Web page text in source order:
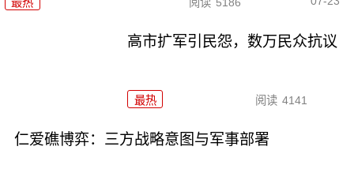
高市扩军引民怨，数万民众抗议
最热 阅读 4141
仁爱礁博弈：三方战略意图与军事部署